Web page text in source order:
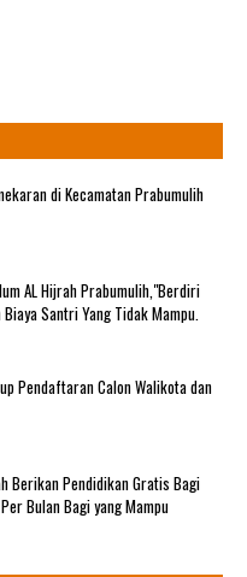
di Kecamatan Prabumulih
AL Hijrah Prabumulih,"Berdiri
Santri Yang Tidak Mampu.
Pendaftaran Calon Walikota dan
Berikan Pendidikan Gratis Bagi
Bulan Bagi yang Mampu